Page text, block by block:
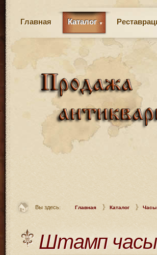
Главная Каталог
Вы здесь: Главная Каталог Часы
Штамп часы